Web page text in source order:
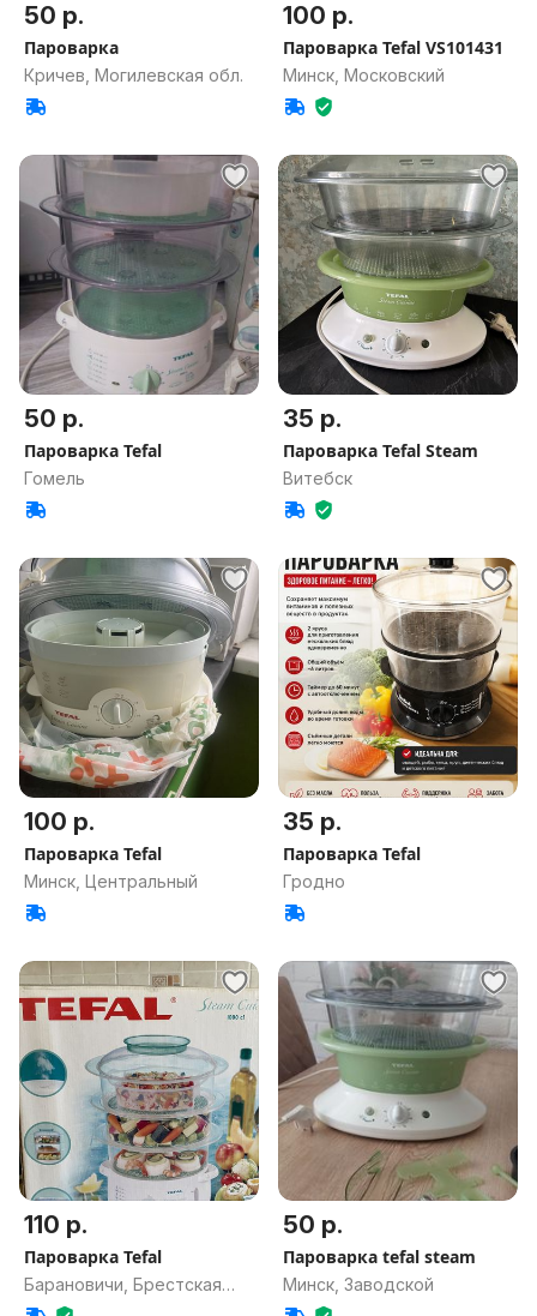
50 р.
Пароварка
Кричев, Могилевская обл.
100 р.
Пароварка Tefal VS101431
Минск, Московский
50 р.
Пароварка Tefal
Гомель
35 р.
Пароварка Tefal Steam
Витебск
100 р.
Пароварка Tefal
Минск, Центральный
35 р.
Пароварка Tefal
Гродно
110 р.
Пароварка Tefal
Барановичи, Брестская
обл.
50 р.
Пароварка tefal steam
Минск, Заводской